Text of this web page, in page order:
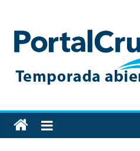
content
Toda
la